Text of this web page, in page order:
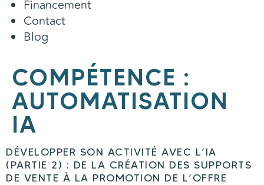
Financement
Contact
Blog
COMPÉTENCE :
AUTOMATISATION
IA
DÉVELOPPER SON ACTIVITÉ AVEC L’IA
(PARTIE 2) : DE LA CRÉATION DES SUPPORTS
DE VENTE À LA PROMOTION DE L’OFFRE